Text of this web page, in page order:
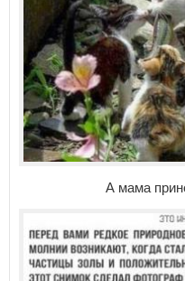
А мама